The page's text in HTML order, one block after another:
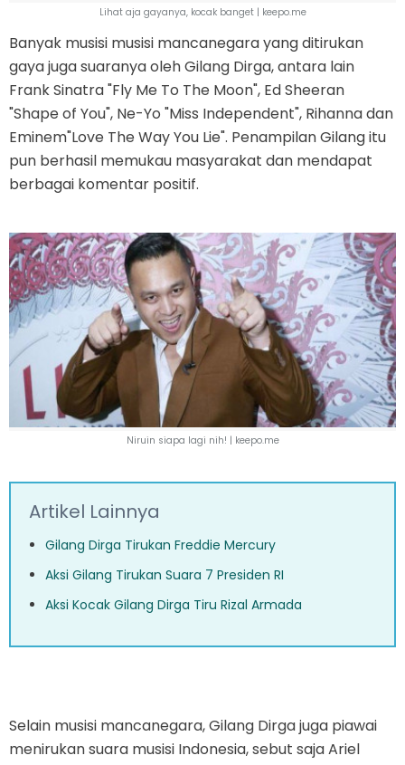
Lihat aja gayanya, kocak banget | keepo.me
Banyak musisi musisi mancanegara yang ditirukan
gaya juga suaranya oleh Gilang Dirga, antara lain
Frank Sinatra "Fly Me To The Moon", Ed Sheeran
"Shape of You", Ne-Yo "Miss Independent", Rihanna dan
Eminem"Love The Way You Lie". Penampilan Gilang itu
pun berhasil memukau masyarakat dan mendapat
berbagai komentar positif.
Niruin siapa lagi nih! | keepo.me
Artikel Lainnya
Gilang Dirga Tirukan Freddie Mercury
Aksi Gilang Tirukan Suara 7 Presiden RI
Aksi Kocak Gilang Dirga Tiru Rizal Armada
Selain musisi mancanegara, Gilang Dirga juga piawai
menirukan suara musisi Indonesia, sebut saja Ariel